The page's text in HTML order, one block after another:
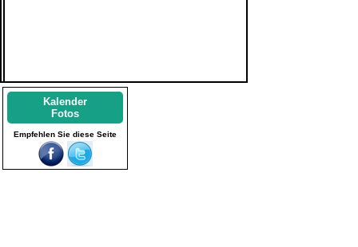
Kalender
Fotos
Empfehlen Sie diese Seite